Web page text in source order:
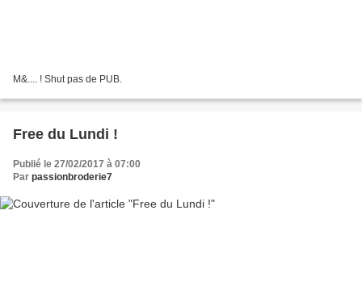
M&.... ! Shut pas de PUB.
Free du Lundi !
Publié le 27/02/2017 à 07:00
Par passionbroderie7